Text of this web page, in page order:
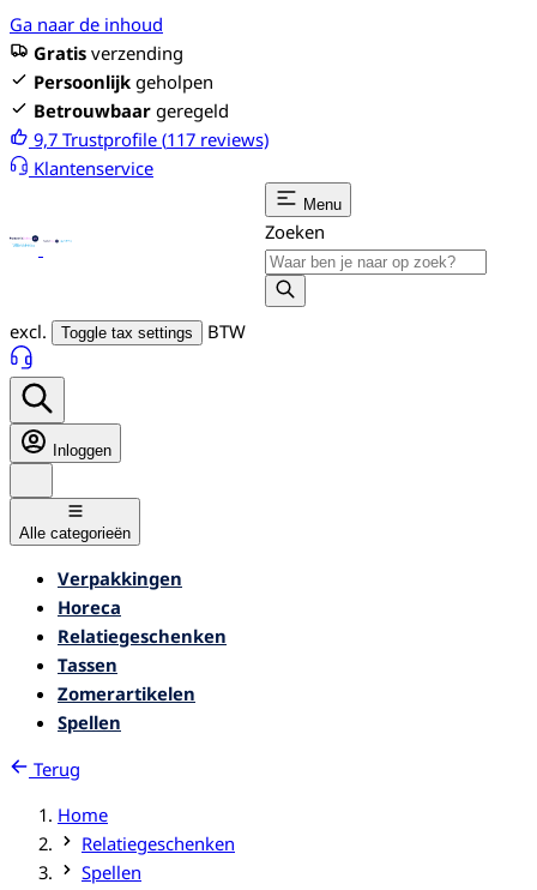
Ga naar de inhoud
Gratis verzending
Persoonlijk geholpen
Betrouwbaar geregeld
9,7 Trustprofile (117 reviews)
Klantenservice
Menu
Zoeken
excl. Toggle tax settings BTW
Inloggen
Alle categorieën
Verpakkingen
Horeca
Relatiegeschenken
Tassen
Zomerartikelen
Spellen
Terug
Home
Relatiegeschenken
Spellen